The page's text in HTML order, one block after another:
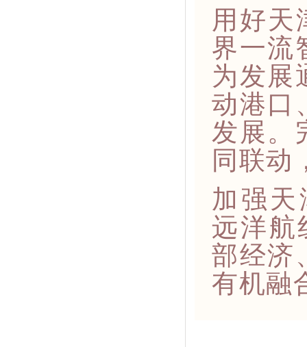
用好天
界一流
为发展
动港口
发展。
同联动
加强
远洋航
部经济
有机融